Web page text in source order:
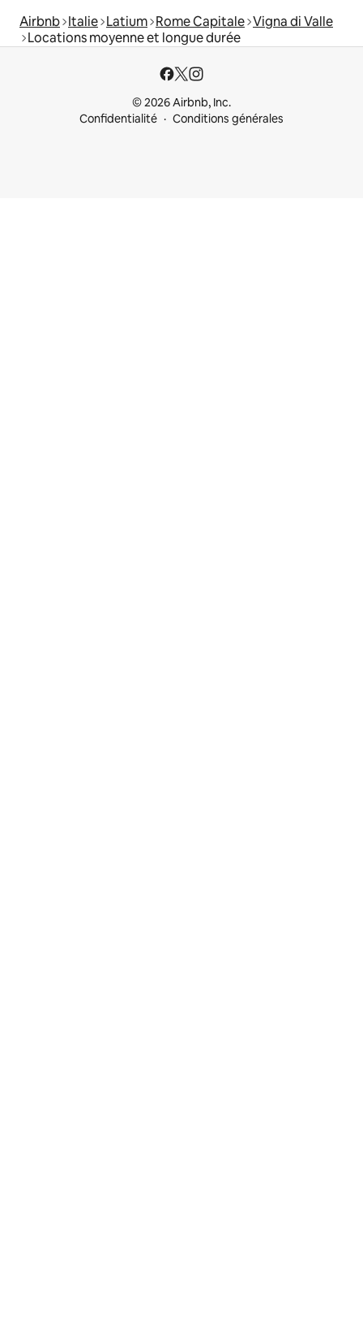
Airbnb Italie Latium Rome Capitale Vigna di Valle
Locations moyenne et longue durée
© 2026 Airbnb, Inc.
Confidentialité
Conditions générales